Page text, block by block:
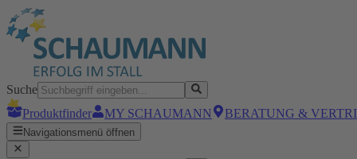
Suche
Produktfinder
MY SCHAUMANN BERATUNG &
Navigationsmenü öffnen